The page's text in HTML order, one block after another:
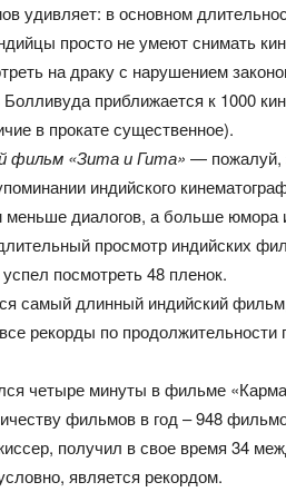
удивляет: в основном
просто не умеют снимать
на драку с нарушением
приближается к 1000
в прокате существенное).
фильм «Зита и Гита» — пожалуй,
индийского
диалогов, а больше юмора
просмотр индийских
посмотреть 48 пленок.
самый длинный индийский
рекорды по продолжительности
четыре минуты в фильме
фильмов в год – 948
получил в свое время 34
является рекордом.